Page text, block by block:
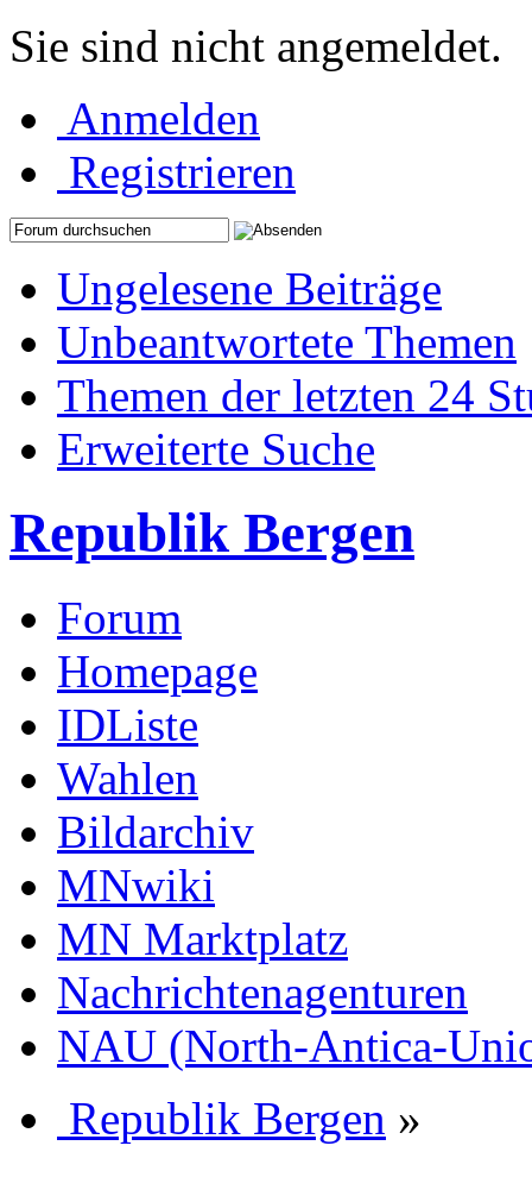
Sie sind nicht angemeldet.
Anmelden
Registrieren
Ungelesene Beiträge
Unbeantwortete Themen
Themen der letzten 24
Erweiterte Suche
Republik Bergen
Forum
Homepage
IDListe
Wahlen
Bildarchiv
MNwiki
MN Marktplatz
Nachrichtenagenturen
NAU (North-Antica-
Republik Bergen »